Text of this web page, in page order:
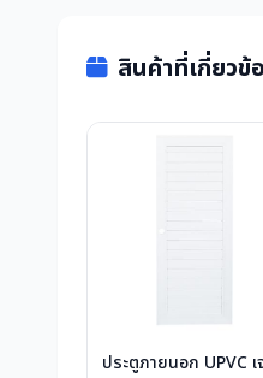
สินค้าที่เกี่ยวข้